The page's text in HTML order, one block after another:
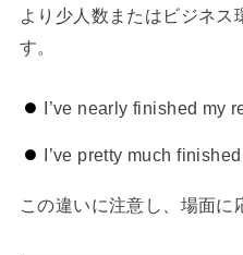
より少人数またはビジネス
す。
I’ve nearly finished my
I’ve pretty much
この違いに注意し、場面に